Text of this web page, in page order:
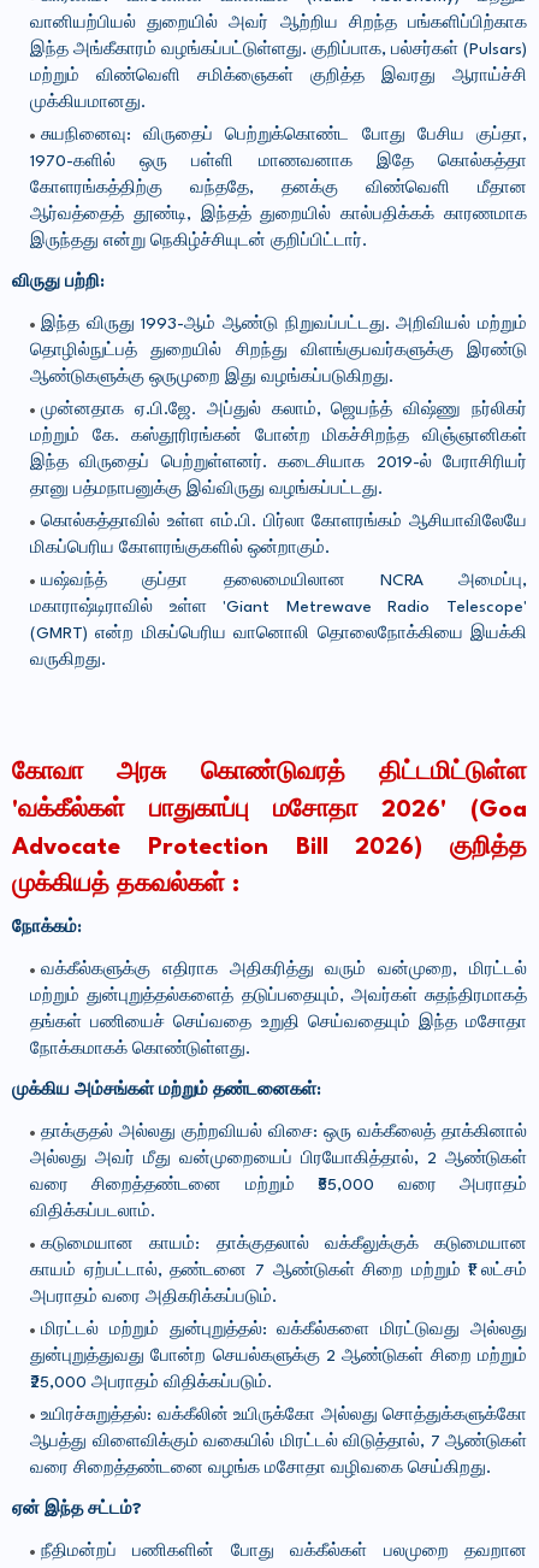
வானியற்பியல் துறையில் அவர் ஆற்றிய சிறந்த பங்களிப்பிற்காக
இந்த அங்கீகாரம் வழங்கப்பட்டுள்ளது. குறிப்பாக, பல்சர்கள் (Pulsars)
மற்றும் விண்வெளி சமிக்ஞைகள் குறித்த இவரது ஆராய்ச்சி
முக்கியமானது.
சுயநினைவு: விருதைப் பெற்றுக்கொண்ட போது பேசிய குப்தா,
1970-களில் ஒரு பள்ளி மாணவனாக இதே கொல்கத்தா
கோளரங்கத்திற்கு வந்ததே, தனக்கு விண்வெளி மீதான
ஆர்வத்தைத் தூண்டி, இந்தத் துறையில் கால்பதிக்கக் காரணமாக
இருந்தது என்று நெகிழ்ச்சியுடன் குறிப்பிட்டார்.
விருது பற்றி:
இந்த விருது 1993-ஆம் ஆண்டு நிறுவப்பட்டது. அறிவியல் மற்றும்
தொழில்நுட்பத் துறையில் சிறந்து விளங்குபவர்களுக்கு இரண்டு
ஆண்டுகளுக்கு ஒருமுறை இது வழங்கப்படுகிறது.
முன்னதாக ஏ.பி.ஜே. அப்துல் கலாம், ஜெயந்த் விஷ்ணு நர்லிகர்
மற்றும் கே. கஸ்தூரிரங்கன் போன்ற மிகச்சிறந்த விஞ்ஞானிகள்
இந்த விருதைப் பெற்றுள்ளனர். கடைசியாக 2019-ல் பேராசிரியர்
தானு பத்மநாபனுக்கு இவ்விருது வழங்கப்பட்டது.
கொல்கத்தாவில் உள்ள எம்.பி. பிர்லா கோளரங்கம் ஆசியாவிலேயே
மிகப்பெரிய கோளரங்குகளில் ஒன்றாகும்.
யஷ்வந்த் குப்தா தலைமையிலான NCRA அமைப்பு,
மகாராஷ்டிராவில் உள்ள 'Giant Metrewave Radio Telescope'
(GMRT) என்ற மிகப்பெரிய வானொலி தொலைநோக்கியை இயக்கி
வருகிறது.
கோவா அரசு கொண்டுவரத் திட்டமிட்டுள்ள
'வக்கீல்கள் பாதுகாப்பு மசோதா 2026' (Goa
Advocate Protection Bill 2026) குறித்த
முக்கியத் தகவல்கள் :
நோக்கம்:
வக்கீல்களுக்கு எதிராக அதிகரித்து வரும் வன்முறை, மிரட்டல்
மற்றும் துன்புறுத்தல்களைத் தடுப்பதையும், அவர்கள் சுதந்திரமாகத்
தங்கள் பணியைச் செய்வதை உறுதி செய்வதையும் இந்த மசோதா
நோக்கமாகக் கொண்டுள்ளது.
முக்கிய அம்சங்கள் மற்றும் தண்டனைகள்:
தாக்குதல் அல்லது குற்றவியல் விசை: ஒரு வக்கீலைத் தாக்கினால்
அல்லது அவர் மீது வன்முறையைப் பிரயோகித்தால், 2 ஆண்டுகள்
வரை சிறைத்தண்டனை மற்றும் ₹55,000 வரை அபராதம்
விதிக்கப்படலாம்.
கடுமையான காயம்: தாக்குதலால் வக்கீலுக்குக் கடுமையான
காயம் ஏற்பட்டால், தண்டனை 7 ஆண்டுகள் சிறை மற்றும் ₹1 லட்சம்
அபராதம் வரை அதிகரிக்கப்படும்.
மிரட்டல் மற்றும் துன்புறுத்தல்: வக்கீல்களை மிரட்டுவது அல்லது
துன்புறுத்துவது போன்ற செயல்களுக்கு 2 ஆண்டுகள் சிறை மற்றும்
₹25,000 அபராதம் விதிக்கப்படும்.
உயிரச்சுறுத்தல்: வக்கீலின் உயிருக்கோ அல்லது சொத்துக்களுக்கோ
ஆபத்து விளைவிக்கும் வகையில் மிரட்டல் விடுத்தால், 7 ஆண்டுகள்
வரை சிறைத்தண்டனை வழங்க மசோதா வழிவகை செய்கிறது.
ஏன் இந்த சட்டம்?
நீதிமன்றப் பணிகளின் போது வக்கீல்கள் பலமுறை தவறான